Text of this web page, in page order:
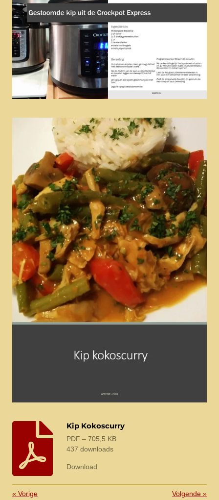
Kip Kokoscurry
PDF – 705,5 KB
437 downloads
Download
« Vorige Volgende »